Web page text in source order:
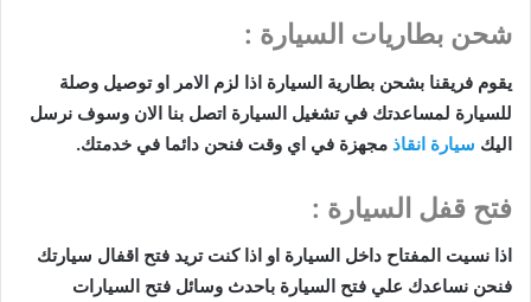
شحن بطاريات السيارة :
يقوم فريقنا بشحن بطارية السيارة اذا لزم الامر او توصيل وصلة
للسيارة لمساعدتك في تشغيل السيارة اتصل بنا الان وسوف نرسل
اليك سيارة انقاذ مجهزة في اي وقت فنحن دائما في خدمتك.
فتح قفل السيارة :
اذا نسيت المفتاح داخل السيارة او اذا كنت تريد فتح اقفال سيارتك
فنحن نساعدك علي فتح السيارة باحدث وسائل فتح السيارات